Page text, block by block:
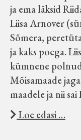
ja ema läksid
Liisa Arnover
Sõmera,
ja kaks poega.
kümnene
Mõisamaade
maadele ja nii
Loe edasi …